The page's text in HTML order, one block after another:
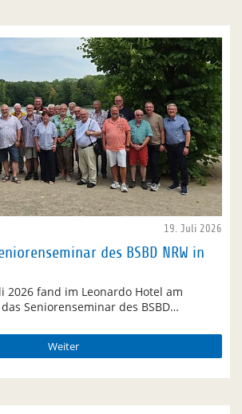
19. Juli 2026
des BSBD NRW in
2026 fand im Leonardo Hotel am
Seniorenseminar des BSBD…
Weiter